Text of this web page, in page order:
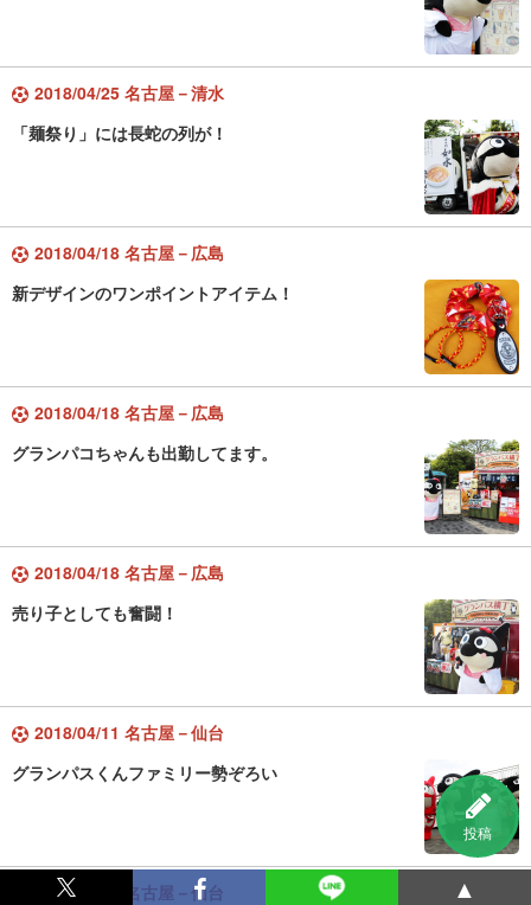
投稿
2018/04/25 名古屋－清水
「麺祭り」には長蛇の列が！
2018/04/18 名古屋－広島
新デザインのワンポイントアイテム！
2018/04/18 名古屋－広島
グランパコちゃんも出勤してます。
2018/04/18 名古屋－広島
売り子としても奮闘！
2018/04/11 名古屋－仙台
グランパスくんファミリー勢ぞろい
2018/04/11 名古屋－仙台 ▲